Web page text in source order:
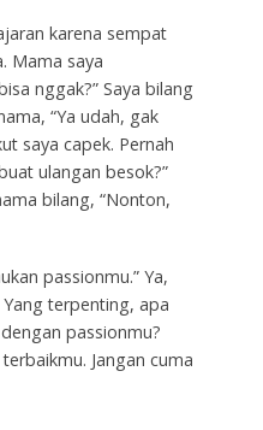
karena sempat
Mama saya
nggak?” Saya bilang
“Ya udah, gak
saya capek. Pernah
ulangan besok?”
bilang, “Nonton,
passionmu.” Ya,
terpenting, apa
passionmu?
Jangan cuma